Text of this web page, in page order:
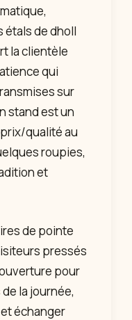
étals de dholl
la clientèle
qui
sur
stand est un
qualité au
roupies,
et
de pointe
pressés
pour
la journée,
échanger